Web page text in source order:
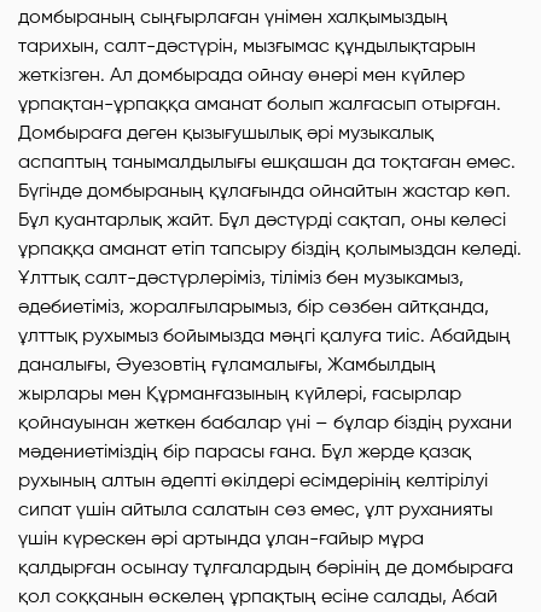
домбыраның сыңғырлаған үнімен халқымыздың
тарихын, салт-дәстүрін, мызғымас құндылықтарын
жеткізген. Ал домбырада ойнау өнері мен күйлер
ұрпақтан-ұрпаққа аманат болып жалғасып отырған.
Домбыраға деген қызығушылық әрі музыкалық
аспаптың танымалдылығы ешқашан да тоқтаған емес.
Бүгінде домбыраның құлағында ойнайтын жастар көп.
Бұл қуантарлық жайт. Бұл дәстүрді сақтап, оны келесі
ұрпаққа аманат етіп тапсыру біздің қолымыздан келеді.
Ұлттық салт-дәстүрлеріміз, тіліміз бен музыкамыз,
әдебиетіміз, жоралғыларымыз, бір сөзбен айтқанда,
ұлттық рухымыз бойымызда мәңгі қалуға тиіс. Абайдың
даналығы, Әуезовтің ғұламалығы, Жамбылдың
жырлары мен Құрманғазының күйлері, ғасырлар
қойнауынан жеткен бабалар үні – бұлар біздің рухани
мәдениетіміздің бір парасы ғана. Бұл жерде қазақ
рухының алтын әдепті өкілдері есімдерінің келтірілуі
сипат үшін айтыла салатын сөз емес, ұлт руханияты
үшін күрескен әрі артында ұлан-ғайыр мұра
қалдырған осынау тұлғалардың бәрінің де домбыраға
қол соққанын өскелең ұрпақтың есіне салады, Абай